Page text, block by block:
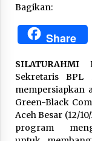
Bagikan:
Share
SILATURAHMI
Sekretaris BPL
mempersiapkan
Green-Black
Aceh Besar (12/
program